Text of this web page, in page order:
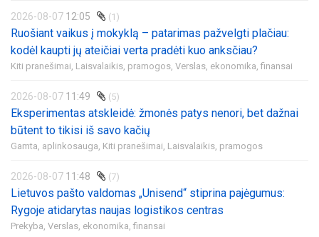
2026-08-07 12:05 (1)
Ruošiant vaikus į mokyklą – patarimas pažvelgti plačiau:
kodėl kaupti jų ateičiai verta pradėti kuo anksčiau?
Kiti pranešimai, Laisvalaikis, pramogos, Verslas, ekonomika, finansai
2026-08-07 11:49 (5)
Eksperimentas atskleidė: žmonės patys nenori, bet dažnai
būtent to tikisi iš savo kačių
Gamta, aplinkosauga, Kiti pranešimai, Laisvalaikis, pramogos
2026-08-07 11:48 (7)
Lietuvos pašto valdomas „Unisend“ stiprina pajėgumus:
Rygoje atidarytas naujas logistikos centras
Prekyba, Verslas, ekonomika, finansai